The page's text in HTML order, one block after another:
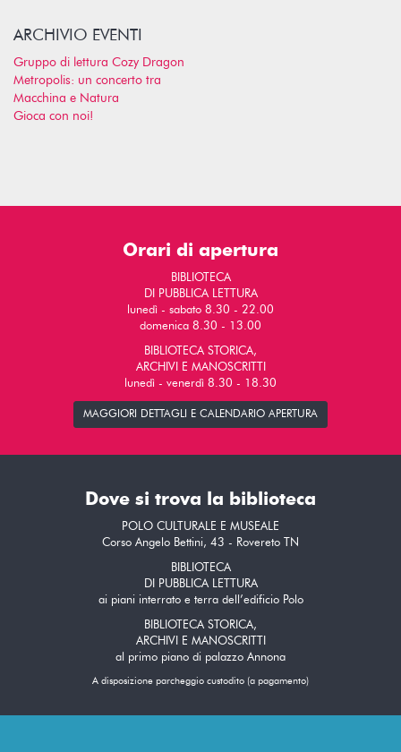
ARCHIVIO EVENTI
Gruppo di lettura Cozy Dragon
Metropolis: un concerto tra
Macchina e Natura
Gioca con noi!
Orari di apertura
BIBLIOTECA
DI PUBBLICA LETTURA
lunedì - sabato 8.30 - 22.00
domenica 8.30 - 13.00
BIBLIOTECA STORICA,
ARCHIVI E MANOSCRITTI
lunedì - venerdì 8.30 - 18.30
MAGGIORI DETTAGLI E CALENDARIO APERTURA
Dove si trova la biblioteca
POLO CULTURALE E MUSEALE
Corso Angelo Bettini, 43 - Rovereto TN
BIBLIOTECA
DI PUBBLICA LETTURA
ai piani interrato e terra dell’edificio Polo
BIBLIOTECA STORICA,
ARCHIVI E MANOSCRITTI
al primo piano di palazzo Annona
A disposizione parcheggio custodito (a pagamento)